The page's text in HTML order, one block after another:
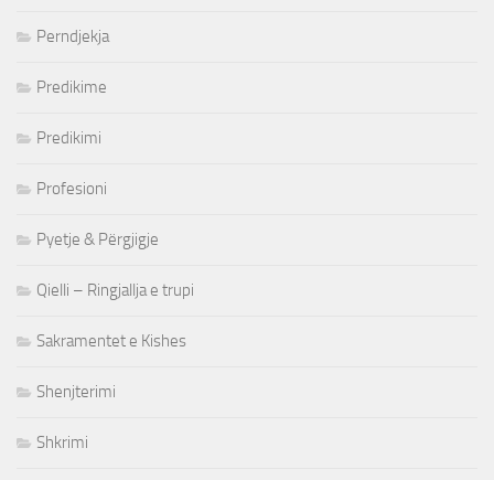
Perndjekja
Predikime
Predikimi
Profesioni
Pyetje & Përgjigje
Qielli – Ringjallja e trupi
Sakramentet e Kishes
Shenjterimi
Shkrimi